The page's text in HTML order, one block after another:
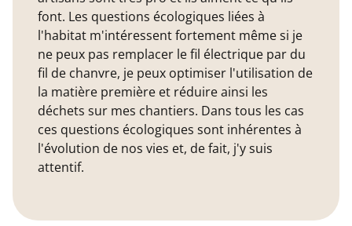
font. Les questions écologiques liées à
l'habitat m'intéressent fortement même si je
ne peux pas remplacer le fil électrique par du
fil de chanvre, je peux optimiser l'utilisation de
la matière première et réduire ainsi les
déchets sur mes chantiers. Dans tous les cas
ces questions écologiques sont inhérentes à
l'évolution de nos vies et, de fait, j'y suis
attentif.